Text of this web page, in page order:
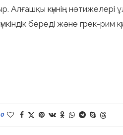
Алғашқы күннің
береді және грек-рим
0